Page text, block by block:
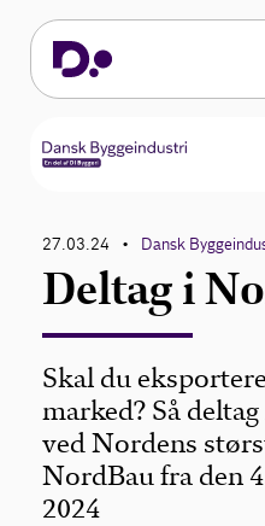
Råd og vejledninger
Nyheder
27.03.24 • Dansk
Deltag i
Skal du
marked? Så
ved Nordens
NordBau fra den
2024